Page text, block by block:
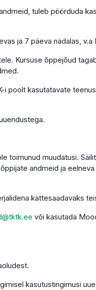
tuleb pöörduda
ja 7 päeva nädalas,
Kursuse õppejõud
i poolt kasutatavate
toimunud muudatusi.
andmeid ja
kättesaadavaks
või kasutada
kasutustingimusi